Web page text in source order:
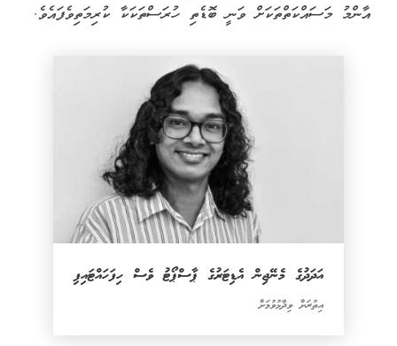
އާންމު މަސައްކަތްތަކަށް ވަނީ ބޮޑެތި ހުރަސްތަކަކާ ކުރިމަތިވެފައެވެ.
އަދަދުގެ މެނޭޖިން އެޑިޓަރުގެ ޕާސްޕޯޓު ވެސް ހިފަހައްޓައިފި
އިތުރަށް ވިދާޅުވުމަށް